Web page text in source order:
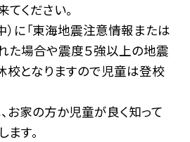
ください。
）に「東海地震注意情報または
た場合や震度５強以上の地震
校となりますので児童は登校
家の方か児童が良く知って
す。